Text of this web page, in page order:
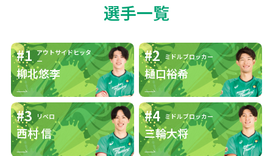
ョンの魅力・
醍醐味
プレータイムは短いが、流れ
を変えるプレーをすることが
できる
選手として心
がけているこ
と
常識を覆す
選手一覧
#1
柳北悠李
アウトサイドヒッタ
ー
#2
樋口裕希
ミドルブロッカー
#3
西村 信
リベロ #4
三輪大将
ミドルブロッカー